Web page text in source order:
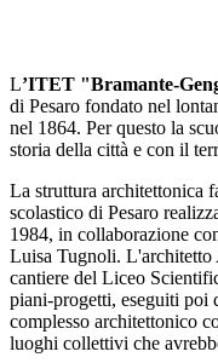
L’ITET "Bramante-
di Pesaro fondato nel
nel 1864. Per questo la
storia della città e con il
La struttura architettonica
scolastico di Pesaro
1984, in collaborazione
Luisa Tugnoli. L'architetto
cantiere del Liceo
piani-progetti, eseguiti
complesso architettonico
luoghi collettivi che